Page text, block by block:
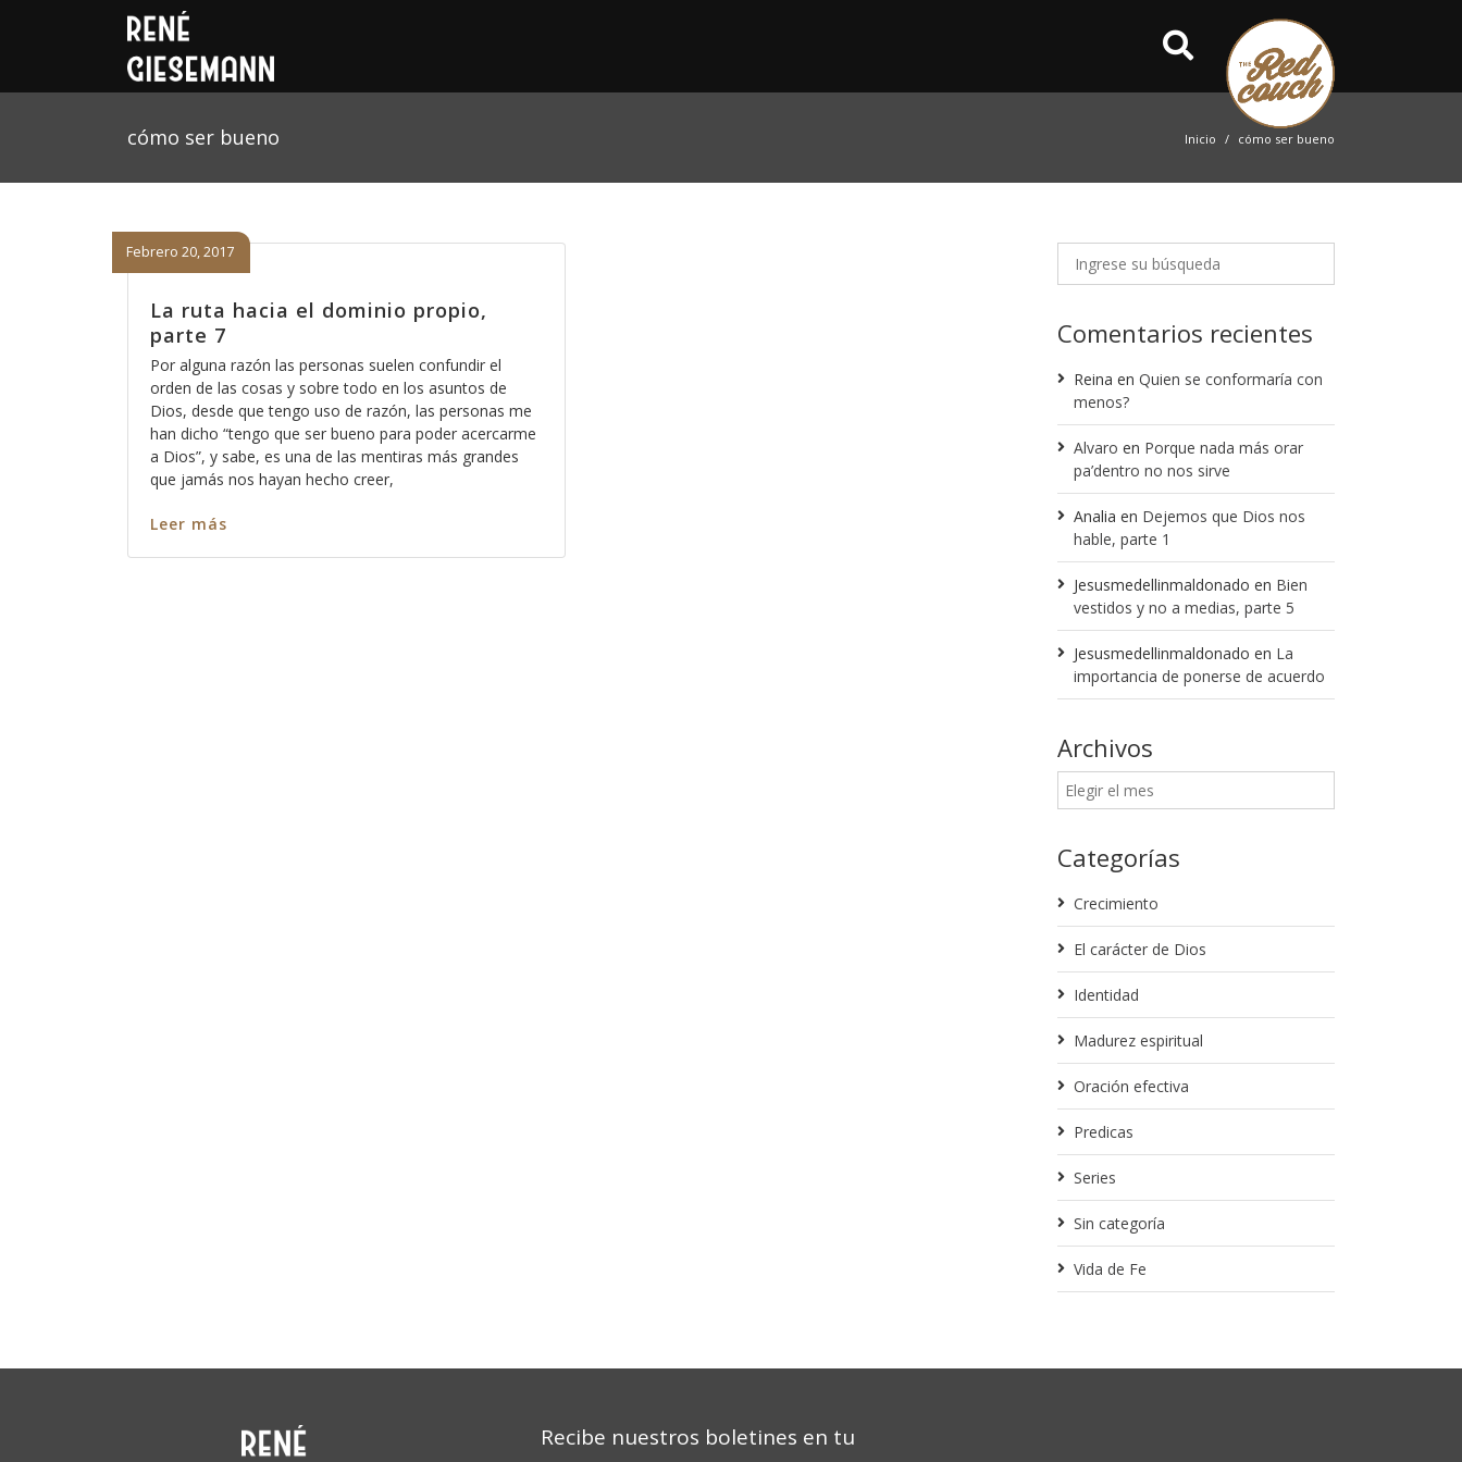
cómo ser bueno Inicio cómo ser bueno
La ruta hacia el dominio propio,
parte 7
Febrero 20, 2017
Por alguna razón las personas suelen confundir el
orden de las cosas y sobre todo en los asuntos de
Dios, desde que tengo uso de razón, las personas me
han dicho “tengo que ser bueno para poder acercarme
a Dios”, y sabe, es una de las mentiras más grandes
que jamás nos hayan hecho creer,
Leer más
Comentarios recientes
Reina en Quien se conformaría con
menos?
Alvaro en Porque nada más orar
pa’dentro no nos sirve
Analia en Dejemos que Dios nos
hable, parte 1
Jesusmedellinmaldonado en Bien
vestidos y no a medias, parte 5
Jesusmedellinmaldonado en La
importancia de ponerse de acuerdo
Archivos
Categorías
Crecimiento
El carácter de Dios
Identidad
Madurez espiritual
Oración efectiva
Predicas
Series
Sin categoría
Vida de Fe
Recibe nuestros boletines en tu